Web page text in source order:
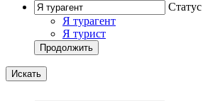
Статус
Я турагент
Я турист
Продолжить
Искать